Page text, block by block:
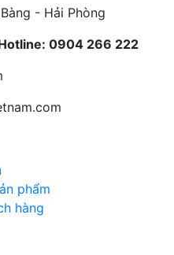
- Hải Phòng
0904 266 222
phẩm
hàng